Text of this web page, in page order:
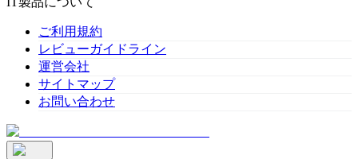
ご利用規約
レビューガイドライン
運営会社
サイトマップ
お問い合わせ